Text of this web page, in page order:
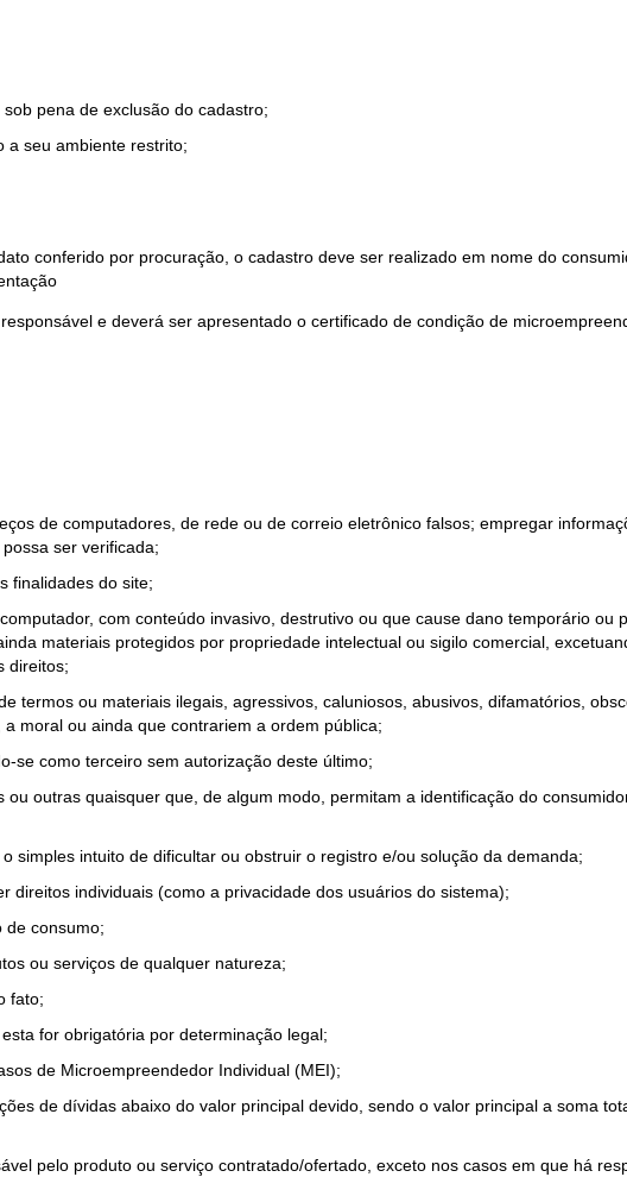
pena de exclusão do cadastro;
a seu ambiente restrito;
conferido por procuração, o cadastro deve ser realizado em nome do
e deverá ser apresentado o certificado de condição de
de computadores, de rede ou de correio eletrônico falsos; empregar
ser verificada;
finalidades do site;
com conteúdo invasivo, destrutivo ou que cause dano temporário ou
materiais protegidos por propriedade intelectual ou sigilo comercial,
direitos;
termos ou materiais ilegais, agressivos, caluniosos, abusivos, difamatórios,
moral ou ainda que contrariem a ordem pública;
se como terceiro sem autorização deste último;
outras quaisquer que, de algum modo, permitam a identificação do
simples intuito de dificultar ou obstruir o registro e/ou solução da demanda;
direitos individuais (como a privacidade dos usuários do sistema);
de consumo;
ou serviços de qualquer natureza;
fato;
for obrigatória por determinação legal;
de Microempreendedor Individual (MEI);
de dívidas abaixo do valor principal devido, sendo o valor principal a soma
pelo produto ou serviço contratado/ofertado, exceto nos casos em que há